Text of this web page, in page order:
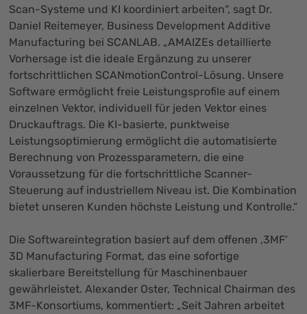
Scan-Systeme und KI koordiniert arbeiten“, sagt Dr.
Daniel Reitemeyer, Business Development Additive
Manufacturing bei SCANLAB. „AMAIZEs detaillierte
Vorhersage ist die ideale Ergänzung zu unserer
fortschrittlichen SCANmotionControl-Lösung. Unsere
Software ermöglicht freie Leistungsprofile auf einem
einzelnen Vektor, individuell für jeden Vektor eines
Druckauftrags. Die KI-basierte, punktweise
Leistungsoptimierung ermöglicht die automatisierte
Berechnung von Prozessparametern, die eine
Voraussetzung für die fortschrittliche Scanner-
Steuerung auf industriellem Niveau ist. Die Kombination
bietet unseren Kunden höchste Leistung und Kontrolle.“
Die Softwareintegration basiert auf dem offenen ‚3MF‘
3D Manufacturing Format, das eine sofortige
skalierbare Bereitstellung für Maschinenbauer
gewährleistet. Alexander Oster, Technical Chairman des
3MF-Konsortiums, kommentiert: „Seit Jahren arbeitet